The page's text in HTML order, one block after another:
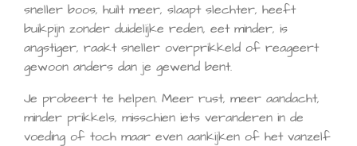
sneller boos, huilt meer, slaapt slechter, heeft
buikpijn zonder duidelijke reden, eet minder, is
angstiger, raakt sneller overprikkeld of reageert
gewoon anders dan je gewend bent.
Je probeert te helpen. Meer rust, meer aandacht,
minder prikkels, misschien iets veranderen in de
voeding of toch maar even aankijken of het vanzelf